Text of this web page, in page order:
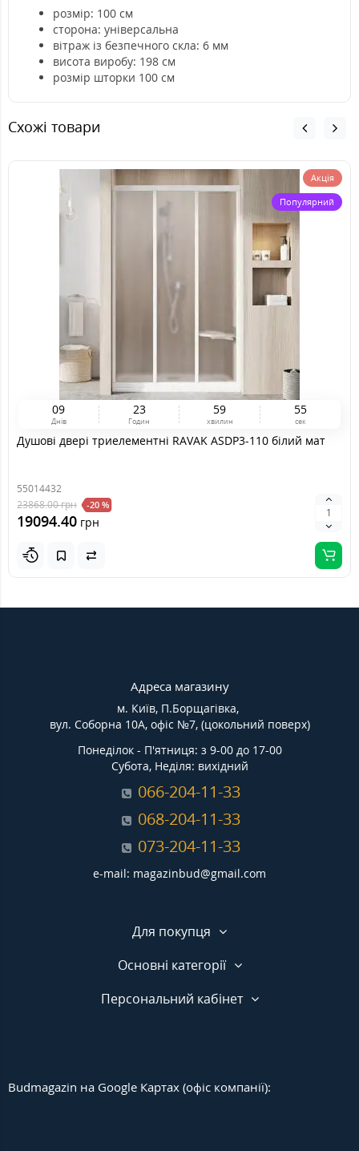
розмір: 100 см
сторона: універсальна
вітраж із безпечного скла: 6 мм
висота виробу: 198 см
розмір шторки 100 см
Схожі товари
Акція
Популярний
09
Днів
23
Годин
59
хвилин
54
сек
Душові двері триелементні RAVAK ASDP3-110 білий мат
55014432
23868.00грн -20 %
19094.40 грн
Адреса магазину
м. Київ, П.Борщагівка,
вул. Соборна 10А, офіс №7, (цокольний поверх)
Понеділок - П'ятниця: з 9-00 до 17-00
Субота, Неділя: вихідний
066-204-11-33
068-204-11-33
073-204-11-33
e-mail: magazinbud@gmail.com
Для покупця
Основні категорії
Персональний кабінет
Budmagazin на Google Картах (офіс компанії):